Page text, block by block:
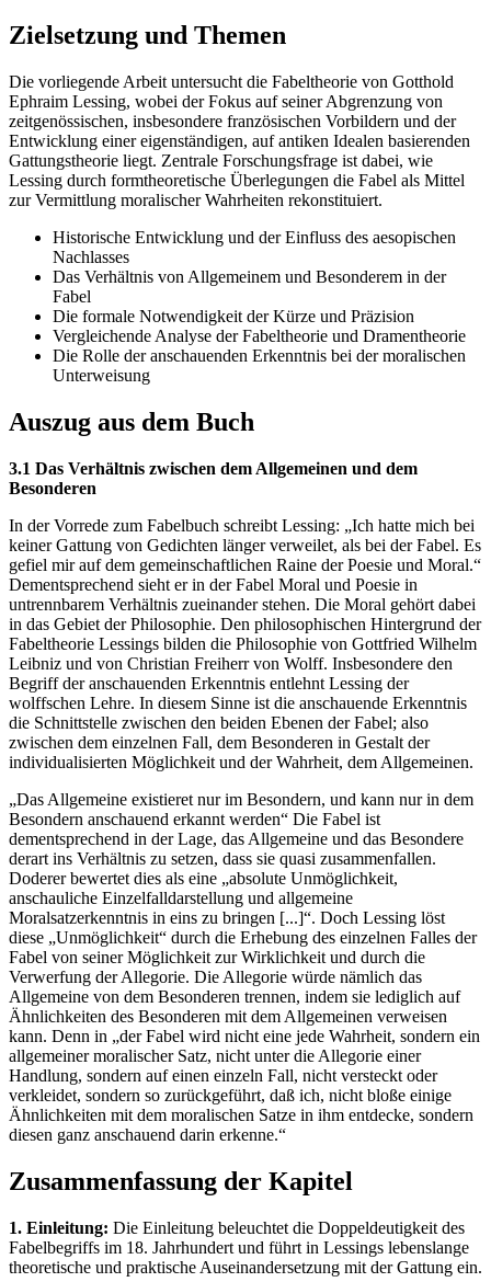
Zielsetzung und Themen
Die vorliegende Arbeit untersucht die Fabeltheorie von Gotthold
Ephraim Lessing, wobei der Fokus auf seiner Abgrenzung von
zeitgenössischen, insbesondere französischen Vorbildern und der
Entwicklung einer eigenständigen, auf antiken Idealen basierenden
Gattungstheorie liegt. Zentrale Forschungsfrage ist dabei, wie
Lessing durch formtheoretische Überlegungen die Fabel als Mittel
zur Vermittlung moralischer Wahrheiten rekonstituiert.
Historische Entwicklung und der Einfluss des aesopischen
Nachlasses
Das Verhältnis von Allgemeinem und Besonderem in der
Fabel
Die formale Notwendigkeit der Kürze und Präzision
Vergleichende Analyse der Fabeltheorie und Dramentheorie
Die Rolle der anschauenden Erkenntnis bei der moralischen
Unterweisung
Auszug aus dem Buch
3.1 Das Verhältnis zwischen dem Allgemeinen und dem
Besonderen
In der Vorrede zum Fabelbuch schreibt Lessing: „Ich hatte mich bei
keiner Gattung von Gedichten länger verweilet, als bei der Fabel. Es
gefiel mir auf dem gemeinschaftlichen Raine der Poesie und Moral.“
Dementsprechend sieht er in der Fabel Moral und Poesie in
untrennbarem Verhältnis zueinander stehen. Die Moral gehört dabei
in das Gebiet der Philosophie. Den philosophischen Hintergrund der
Fabeltheorie Lessings bilden die Philosophie von Gottfried Wilhelm
Leibniz und von Christian Freiherr von Wolff. Insbesondere den
Begriff der anschauenden Erkenntnis entlehnt Lessing der
wolffschen Lehre. In diesem Sinne ist die anschauende Erkenntnis
die Schnittstelle zwischen den beiden Ebenen der Fabel; also
zwischen dem einzelnen Fall, dem Besonderen in Gestalt der
individualisierten Möglichkeit und der Wahrheit, dem Allgemeinen.
„Das Allgemeine existieret nur im Besondern, und kann nur in dem
Besondern anschauend erkannt werden“ Die Fabel ist
dementsprechend in der Lage, das Allgemeine und das Besondere
derart ins Verhältnis zu setzen, dass sie quasi zusammenfallen.
Doderer bewertet dies als eine „absolute Unmöglichkeit,
anschauliche Einzelfalldarstellung und allgemeine
Moralsatzerkenntnis in eins zu bringen [...]“. Doch Lessing löst
diese „Unmöglichkeit“ durch die Erhebung des einzelnen Falles der
Fabel von seiner Möglichkeit zur Wirklichkeit und durch die
Verwerfung der Allegorie. Die Allegorie würde nämlich das
Allgemeine von dem Besonderen trennen, indem sie lediglich auf
Ähnlichkeiten des Besonderen mit dem Allgemeinen verweisen
kann. Denn in „der Fabel wird nicht eine jede Wahrheit, sondern ein
allgemeiner moralischer Satz, nicht unter die Allegorie einer
Handlung, sondern auf einen einzeln Fall, nicht versteckt oder
verkleidet, sondern so zurückgeführt, daß ich, nicht bloße einige
Ähnlichkeiten mit dem moralischen Satze in ihm entdecke, sondern
diesen ganz anschauend darin erkenne.“
Zusammenfassung der Kapitel
1. Einleitung: Die Einleitung beleuchtet die Doppeldeutigkeit des
Fabelbegriffs im 18. Jahrhundert und führt in Lessings lebenslange
theoretische und praktische Auseinandersetzung mit der Gattung ein.